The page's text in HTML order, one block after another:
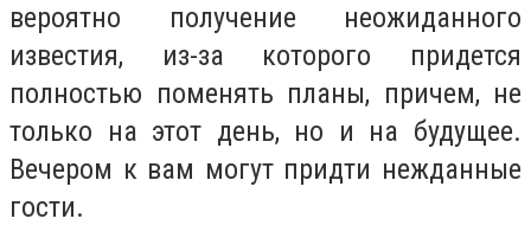
вероятно получение неожиданного
известия, из-за которого придется
полностью поменять планы, причем, не
только на этот день, но и на будущее.
Вечером к вам могут придти нежданные
гости.